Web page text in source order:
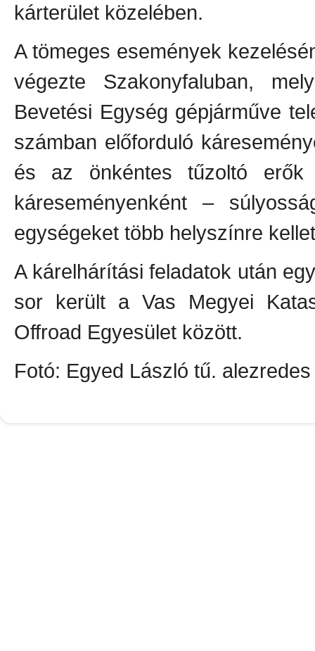
kárterület közelében.
A tömeges események
végezte Szakonyfaluban,
Bevetési Egység gépjárműve
számban előforduló
és az önkéntes tűzoltó erők
káreseményenként –
egységeket több helyszínre
A kárelhárítási feladatok után
sor került a Vas Megyei
Offroad Egyesület között.
Fotó: Egyed László tű.